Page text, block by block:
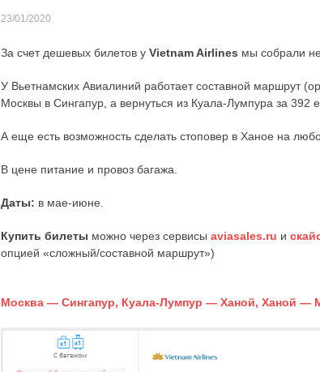
23/01/2020
За счет дешевых билетов у Vietnam Airlines мы собрали
У Вьетнамских Авиалиний работает составной маршрут
Москвы в Сингапур, а вернуться из Куала-Лумпура за 392
А еще есть возможность сделать стоповер в Ханое на
В цене питание и провоз багажа.
Даты: в мае-июне.
Купить билеты можно через сервисы aviasales.ru и
опцией «сложный/составной маршрут»)
Москва — Сингапур, Куала-Лумпур — Ханой, Ханой —